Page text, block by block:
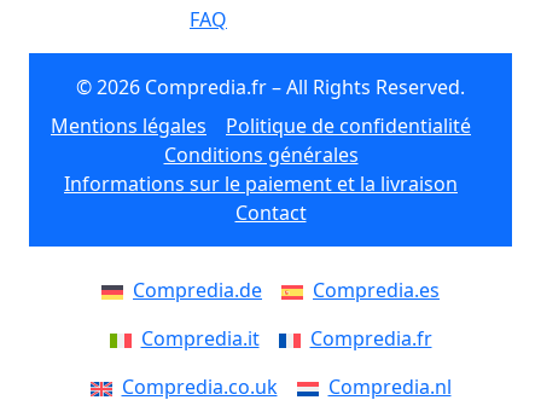
FAQ
© 2026 Compredia.fr – All Rights Reserved.
Mentions légales
Politique de confidentialité
Conditions générales
Informations sur le paiement et la livraison
Contact
Compredia.de
Compredia.es
Compredia.it
Compredia.fr
Compredia.co.uk
Compredia.nl